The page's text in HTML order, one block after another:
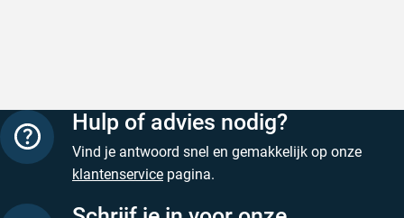
Hulp of advies nodig?
Vind je antwoord snel en gemakkelijk op onze
klantenservice pagina.